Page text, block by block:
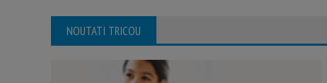
NOUTATI TRICOU